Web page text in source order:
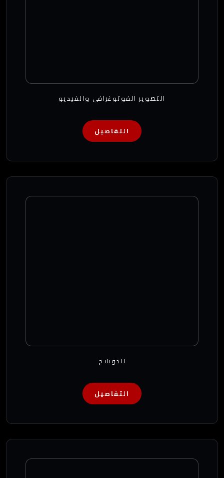
التصوير الفوتوغرافي والفيديو
التفاصيل
الدوبلاج
التفاصيل